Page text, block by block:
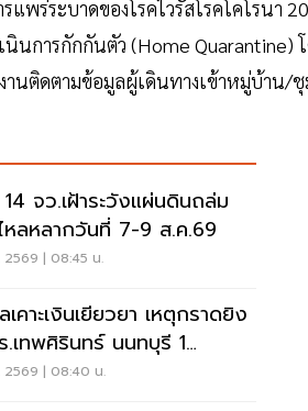
พร่ระบาดของโรคไวรัสโรคโคโรนา
นการกักกันตัว (Home Quarantine)
านติดตามข้อมูลผู้เดินทางเข้าหมู่บ้าน/
จว.เฝ้าระวังแผ่นดินถล่ม
หลหลากวันที่ 7-9 ส.ค.69
2569 | 08:45 น.
เคาะเงินเยียวยา เหตุกราดยิง
.เทพศิรินทร์ นนทบุรี 1
าน
2569 | 08:40 น.